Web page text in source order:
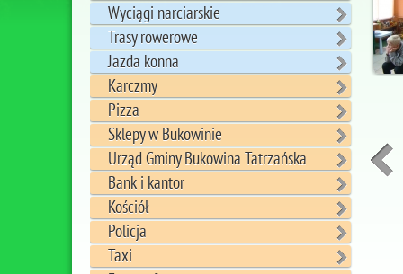
Wyciągi narciarskie
Trasy rowerowe
Jazda konna
Karczmy
Pizza
Sklepy w Bukowinie
Urząd Gminy Bukowina Tatrzańska
Bank i kantor
Kościół
Policja
Taxi